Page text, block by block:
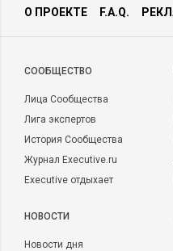
О ПРОЕКТЕ F.A.Q.
CООБЩЕСТВО
Лица Сообщества
Лига экспертов
История Сообщества
Журнал Executive.ru
Executive отдыхает
НОВОСТИ
Новости дня